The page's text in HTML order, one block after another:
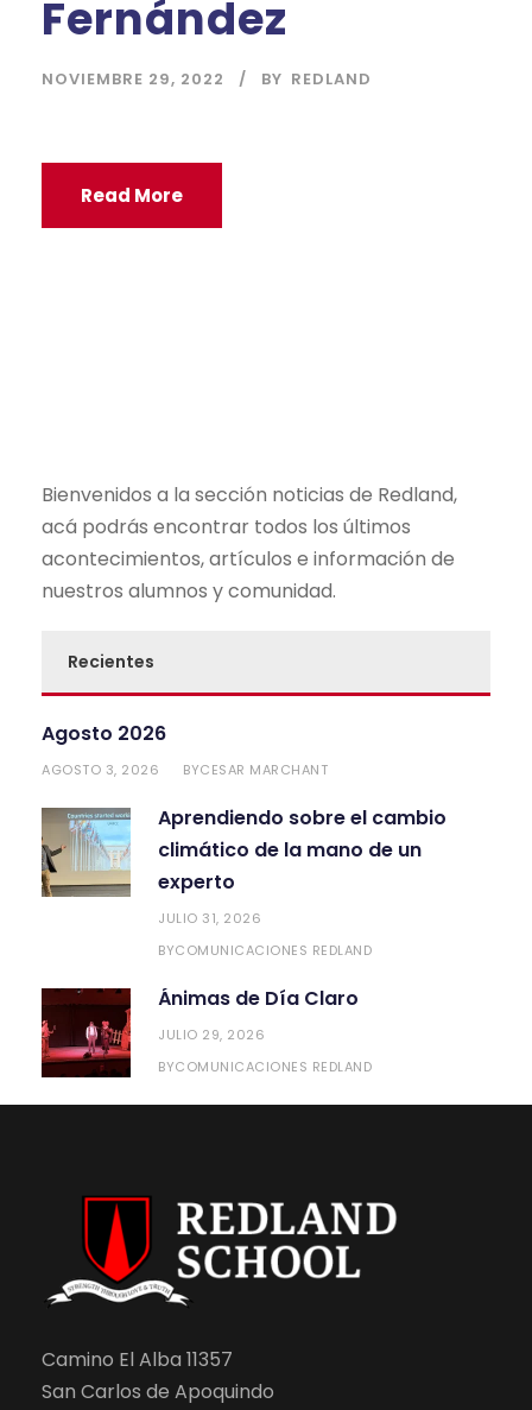
Fernández
NOVIEMBRE 29, 2022 BY REDLAND
Read More
Bienvenidos a la sección noticias de Redland,
acá podrás encontrar todos los últimos
acontecimientos, artículos e información de
nuestros alumnos y comunidad.
Recientes
Agosto 2026
AGOSTO 3, 2026 BYCESAR MARCHANT
Aprendiendo sobre el cambio
climático de la mano de un
experto
JULIO 31, 2026
BYCOMUNICACIONES REDLAND
Ánimas de Día Claro
JULIO 29, 2026
BYCOMUNICACIONES REDLAND
Camino El Alba 11357
San Carlos de Apoquindo